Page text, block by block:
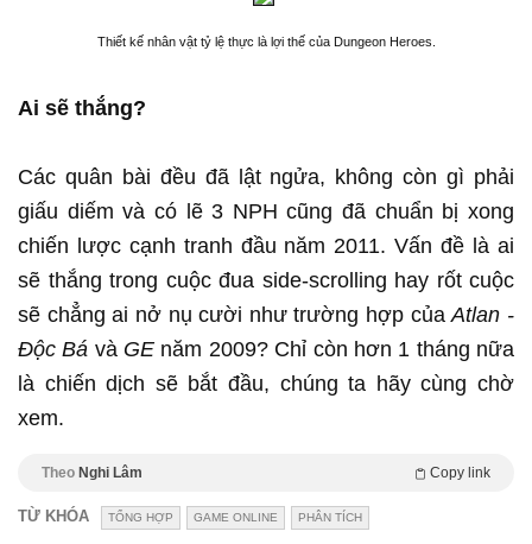
Thiết kế nhân vật tỷ lệ thực là lợi thế của Dungeon Heroes.
Ai sẽ thắng?
Các quân bài đều đã lật ngửa, không còn gì phải
giấu diếm và có lẽ 3 NPH cũng đã chuẩn bị xong
chiến lược cạnh tranh đầu năm 2011. Vấn đề là ai
sẽ thắng trong cuộc đua side-scrolling hay rốt cuộc
sẽ chẳng ai nở nụ cười như trường hợp củaAtlan -
Độc Bá và GE năm 2009? Chỉ còn hơn 1 tháng nữa
là chiến dịch sẽ bắt đầu, chúng ta hãy cùng chờ
xem.
Theo Nghi Lâm Copy link
TỪ KHÓA TỔNG HỢP GAME ONLINE PHÂN TÍCH